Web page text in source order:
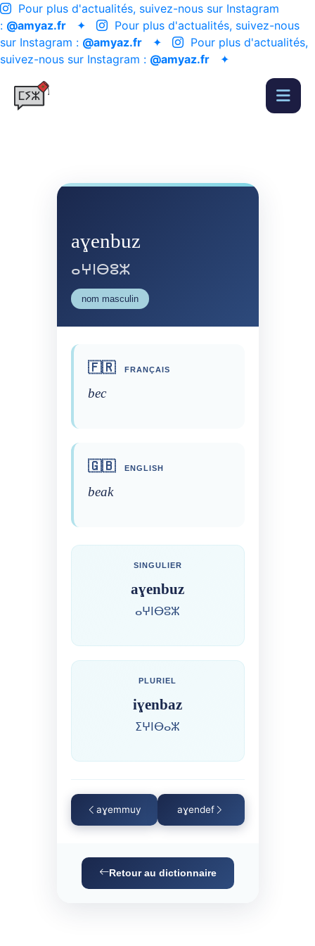
Pour plus d'actualités, suivez-nous sur Instagram
: @amyaz.fr ✦
Pour plus d'actualités, suivez-nous
sur Instagram : @amyaz.fr ✦
Pour plus d'actualités,
suivez-nous sur Instagram : @amyaz.fr ✦
aɣenbuz
ⴰⵖⵏⴱⵓⵣ
nom masculin
🇫🇷 FRANÇAIS
bec
🇬🇧 ENGLISH
beak
SINGULIER
aɣenbuz
ⴰⵖⵏⴱⵓⵣ
PLURIEL
iɣenbaz
ⵉⵖⵏⴱⴰⵣ
aɣemmuy aɣendef
Retour au dictionnaire